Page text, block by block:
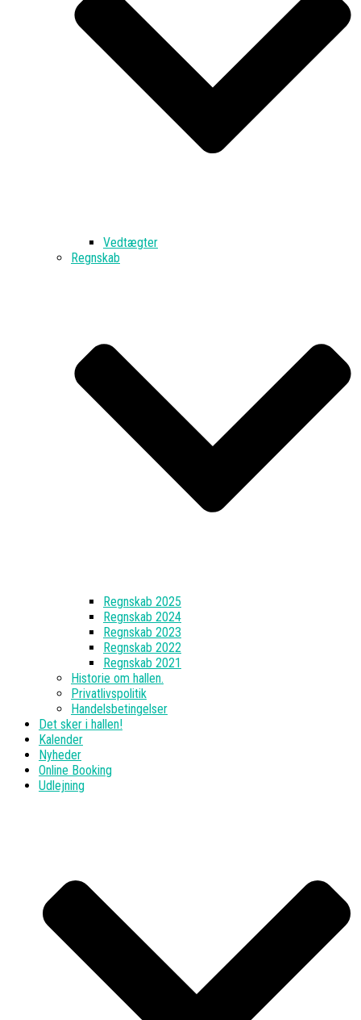
Vedtægter
Regnskab
Regnskab 2025
Regnskab 2024
Regnskab 2023
Regnskab 2022
Regnskab 2021
Historie om hallen.
Privatlivspolitik
Handelsbetingelser
Det sker i hallen!
Kalender
Nyheder
Online Booking
Udlejning